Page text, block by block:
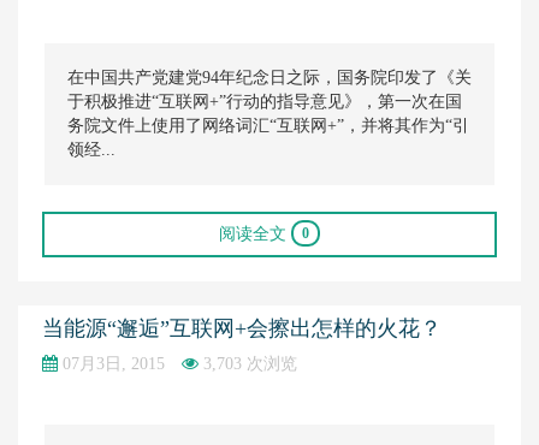
在中国共产党建党94年纪念日之际，国务院印发了《关
于积极推进“互联网+”行动的指导意见》，第一次在国
务院文件上使用了网络词汇“互联网+”，并将其作为“引
领经...
阅读全文 0
当能源“邂逅”互联网+会擦出怎样的火花？
07月3日, 2015 3,703 次浏览